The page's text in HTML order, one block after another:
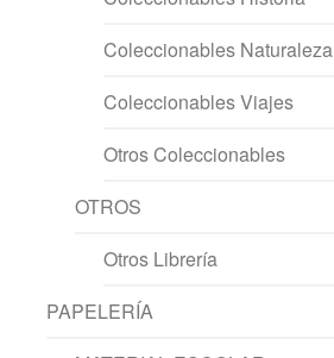
Coleccionables Naturaleza
Coleccionables Viajes
Otros Coleccionables
OTROS
Otros Librería
PAPELERÍA